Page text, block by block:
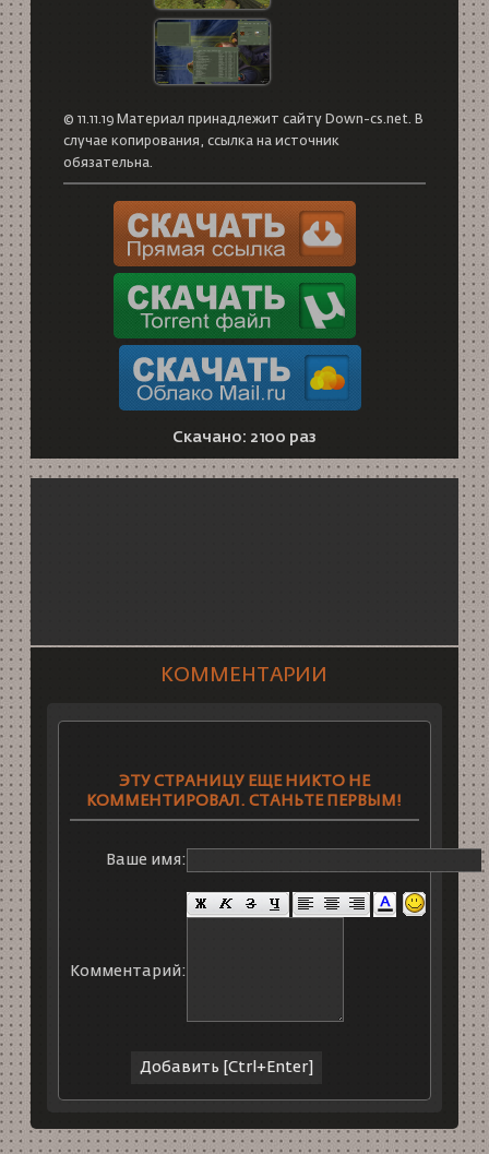
© 11.11.19 Материал принадлежит сайту Down-cs.net. В
случае копирования, ссылка на источник
обязательна.
Скачано: 2100 раз
КОММЕНТАРИИ
ЭТУ СТРАНИЦУ ЕЩЕ НИКТО НЕ
КОММЕНТИРОВАЛ. СТАНЬТЕ ПЕРВЫМ!
Ваше имя:
Комментарий: